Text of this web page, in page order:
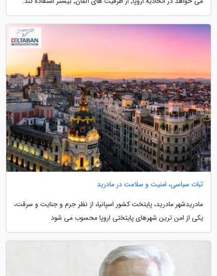
ثبات سیاسی، امنیت و سلامت در مادرید
مادریدشهر مادرید، پایتخت کشور اسپانیا، از نظر جرم و جنایت و سرقت،
یکی از امن ترین شهرهای پایتختی اروپا محسوب می شود